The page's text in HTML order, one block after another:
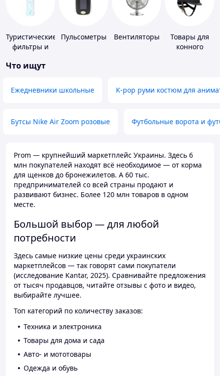
Туристические
фильтры и
питьевой
Пульсометры Вентиляторы
Товары для
конного
Что ищут
Ежедневники школьные K-pop руми костюм для
Бутсы Nike Air Zoom розовые Футбольные ворота и
Prom — крупнейший маркетплейс Украины. Здесь 6
млн покупателей находят всё необходимое — от корма
для щенков до бронежилетов. А 60 тыс.
предпринимателей со всей страны продают и
развивают бизнес. Более 120 млн товаров в одном
месте.
Большой выбор — для любой
потребности
Здесь самые низкие цены среди украинских
маркетплейсов — так говорят сами покупатели
(исследование Kantar, 2025). Сравнивайте предложения
от тысяч продавцов, читайте отзывы с фото и видео,
выбирайте лучшее.
Топ категорий по количеству заказов:
Техника и электроника
Товары для дома и сада
Авто- и мототовары
Одежда и обувь